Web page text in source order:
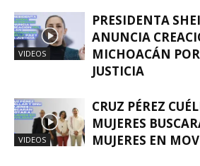
VIDEOS
PRESIDENTA
ANUNCIA
MICHOACÁN
JUSTICIA
VIDEOS
CRUZ PÉREZ
MUJERES
MUJERES EN